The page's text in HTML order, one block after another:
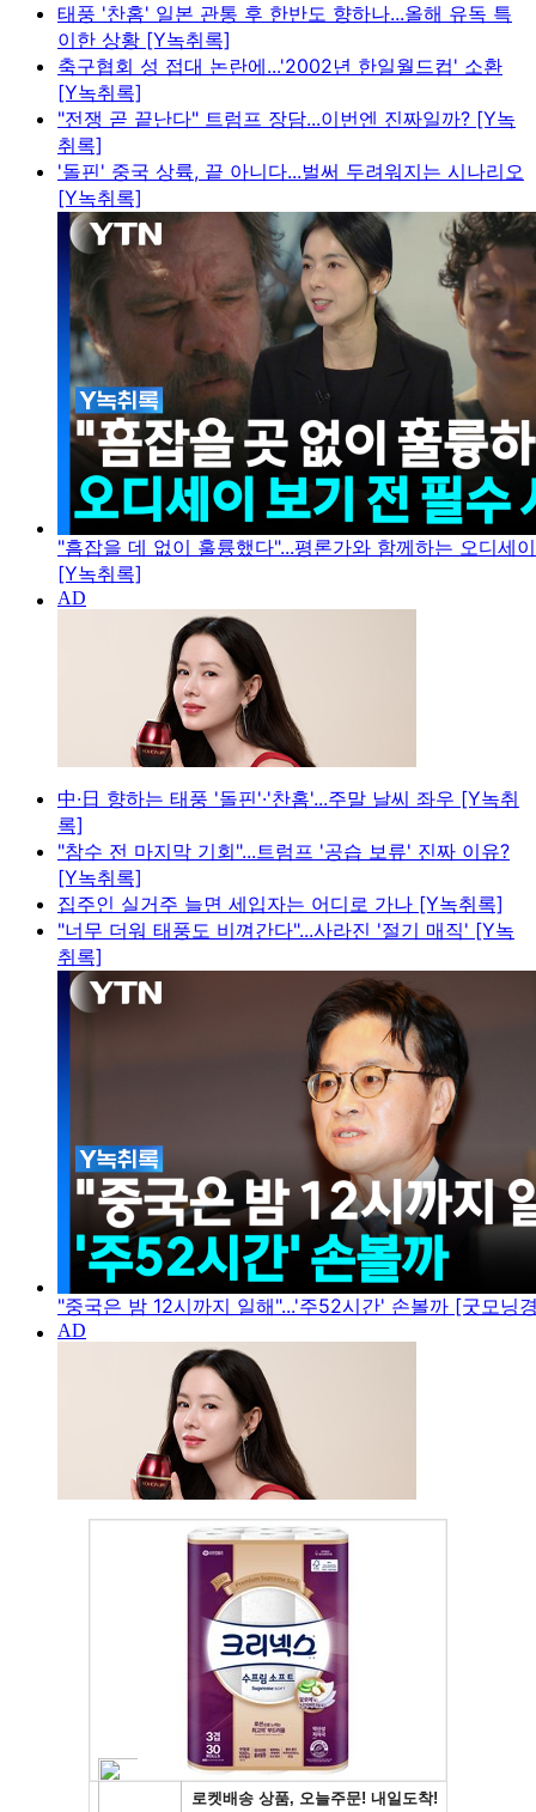
태풍 '찬홈' 일본 관통 후 한반도 향하나...올해 유독 특
이한 상황 [Y녹취록]
축구협회 성 접대 논란에...'2002년 한일월드컵' 소환
[Y녹취록]
"전쟁 곧 끝난다" 트럼프 장담...이번엔 진짜일까? [Y녹
취록]
'돌핀' 중국 상륙, 끝 아니다...벌써 두려워지는 시나리오
[Y녹취록]
"흠잡을 데 없이 훌륭했다"...평론가와 함께하는 오디세
[Y녹취록]
中·日 향하는 태풍 '돌핀'·'찬홈'...주말 날씨 좌우 [Y녹취
록]
"참수 전 마지막 기회"...트럼프 '공습 보류' 진짜 이유?
[Y녹취록]
집주인 실거주 늘면 세입자는 어디로 가나 [Y녹취록]
"너무 더워 태풍도 비껴간다"...사라진 '절기 매직' [Y녹
취록]
"중국은 밤 12시까지 일해"...'주52시간' 손볼까 [굿모닝